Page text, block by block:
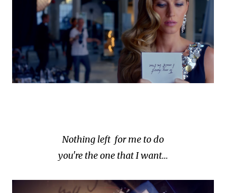
Nothing left for me to do
you're the one that I want...